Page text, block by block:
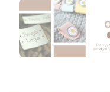
Naciśnij Enter lub